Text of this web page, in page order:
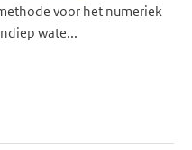
voor het numeriek
wate...